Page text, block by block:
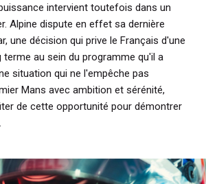
intervient toutefois dans un
Alpine dispute en effet sa dernière
une décision qui prive le Français d'une
terme au sein du programme qu'il a
situation qui ne l'empêche pas
Mans avec ambition et sérénité,
de cette opportunité pour démontrer